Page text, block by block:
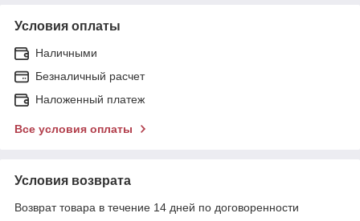
Условия оплаты
Наличными
Безналичный расчет
Наложенный платеж
Все условия оплаты
Условия возврата
Возврат товара в течение 14 дней по договоренности